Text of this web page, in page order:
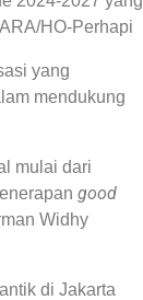
HO-Perhapi
yang
mendukung
mulai dari
good
Widhy
di Jakarta